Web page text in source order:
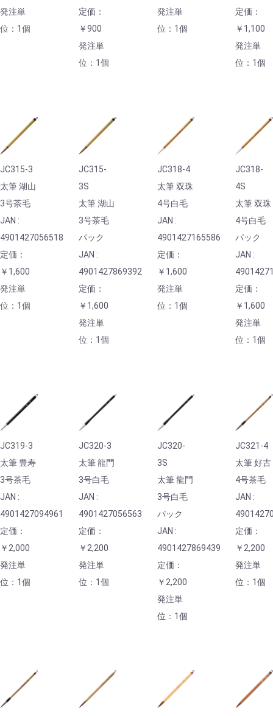
発注単
位：1個
定価：
￥900
発注単
位：1個
発注単
位：1個
定価：
￥1,100
発注単
位：1個
JC315-3
太筆 湖山
3号茶毛
JAN :
4901427056518
定価：
￥1,600
発注単
位：1個
JC315-
3S
太筆 湖山
3号茶毛
パック
JAN :
4901427869392
定価：
￥1,600
発注単
位：1個
JC318-4
太筆 双珠
4号白毛
JAN :
4901427165586
定価：
￥1,600
発注単
位：1個
JC318-
4S
太筆 双珠
4号白毛
パック
JAN :
定価：
￥1,600
発注単
位：1個
JC319-3
太筆 豊寿
3号茶毛
JAN :
4901427094961
定価：
￥2,000
発注単
位：1個
JC320-3
太筆 龍門
3号白毛
JAN :
4901427056563
定価：
￥2,200
発注単
位：1個
JC320-
3S
太筆 龍門
3号白毛
パック
JAN :
4901427869439
定価：
￥2,200
発注単
位：1個
JC321-4
太筆 好古
4号茶毛
JAN :
定価：
￥2,200
発注単
位：1個